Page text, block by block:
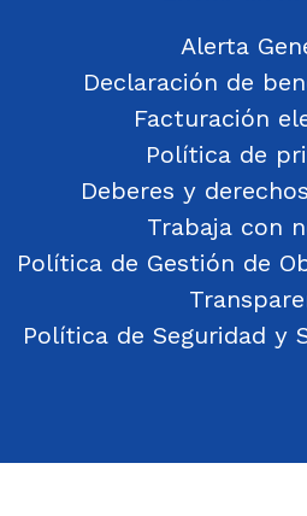
Alerta
Declaración de
Facturación
Política de
Deberes y
Trabaja con
Política de Gestión de
Política de Seguridad y